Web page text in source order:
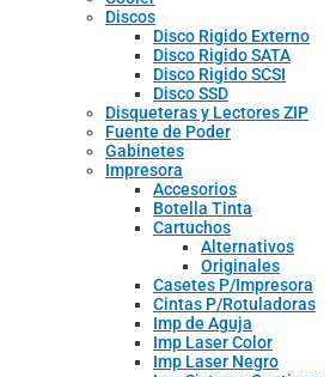
Discos
Disco Rigido Externo
Disco Rigido SATA
Disco Rigido SCSI
Disco SSD
Disqueteras y Lectores ZIP
Fuente de Poder
Gabinetes
Impresora
Accesorios
Botella Tinta
Cartuchos
Alternativos
Originales
Casetes P/Impresora
Cintas P/Rotuladoras
Imp de Aguja
Imp Laser Color
Imp Laser Negro